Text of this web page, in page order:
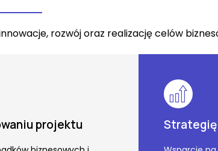
rozwój oraz realizację celów
projektu Strategię